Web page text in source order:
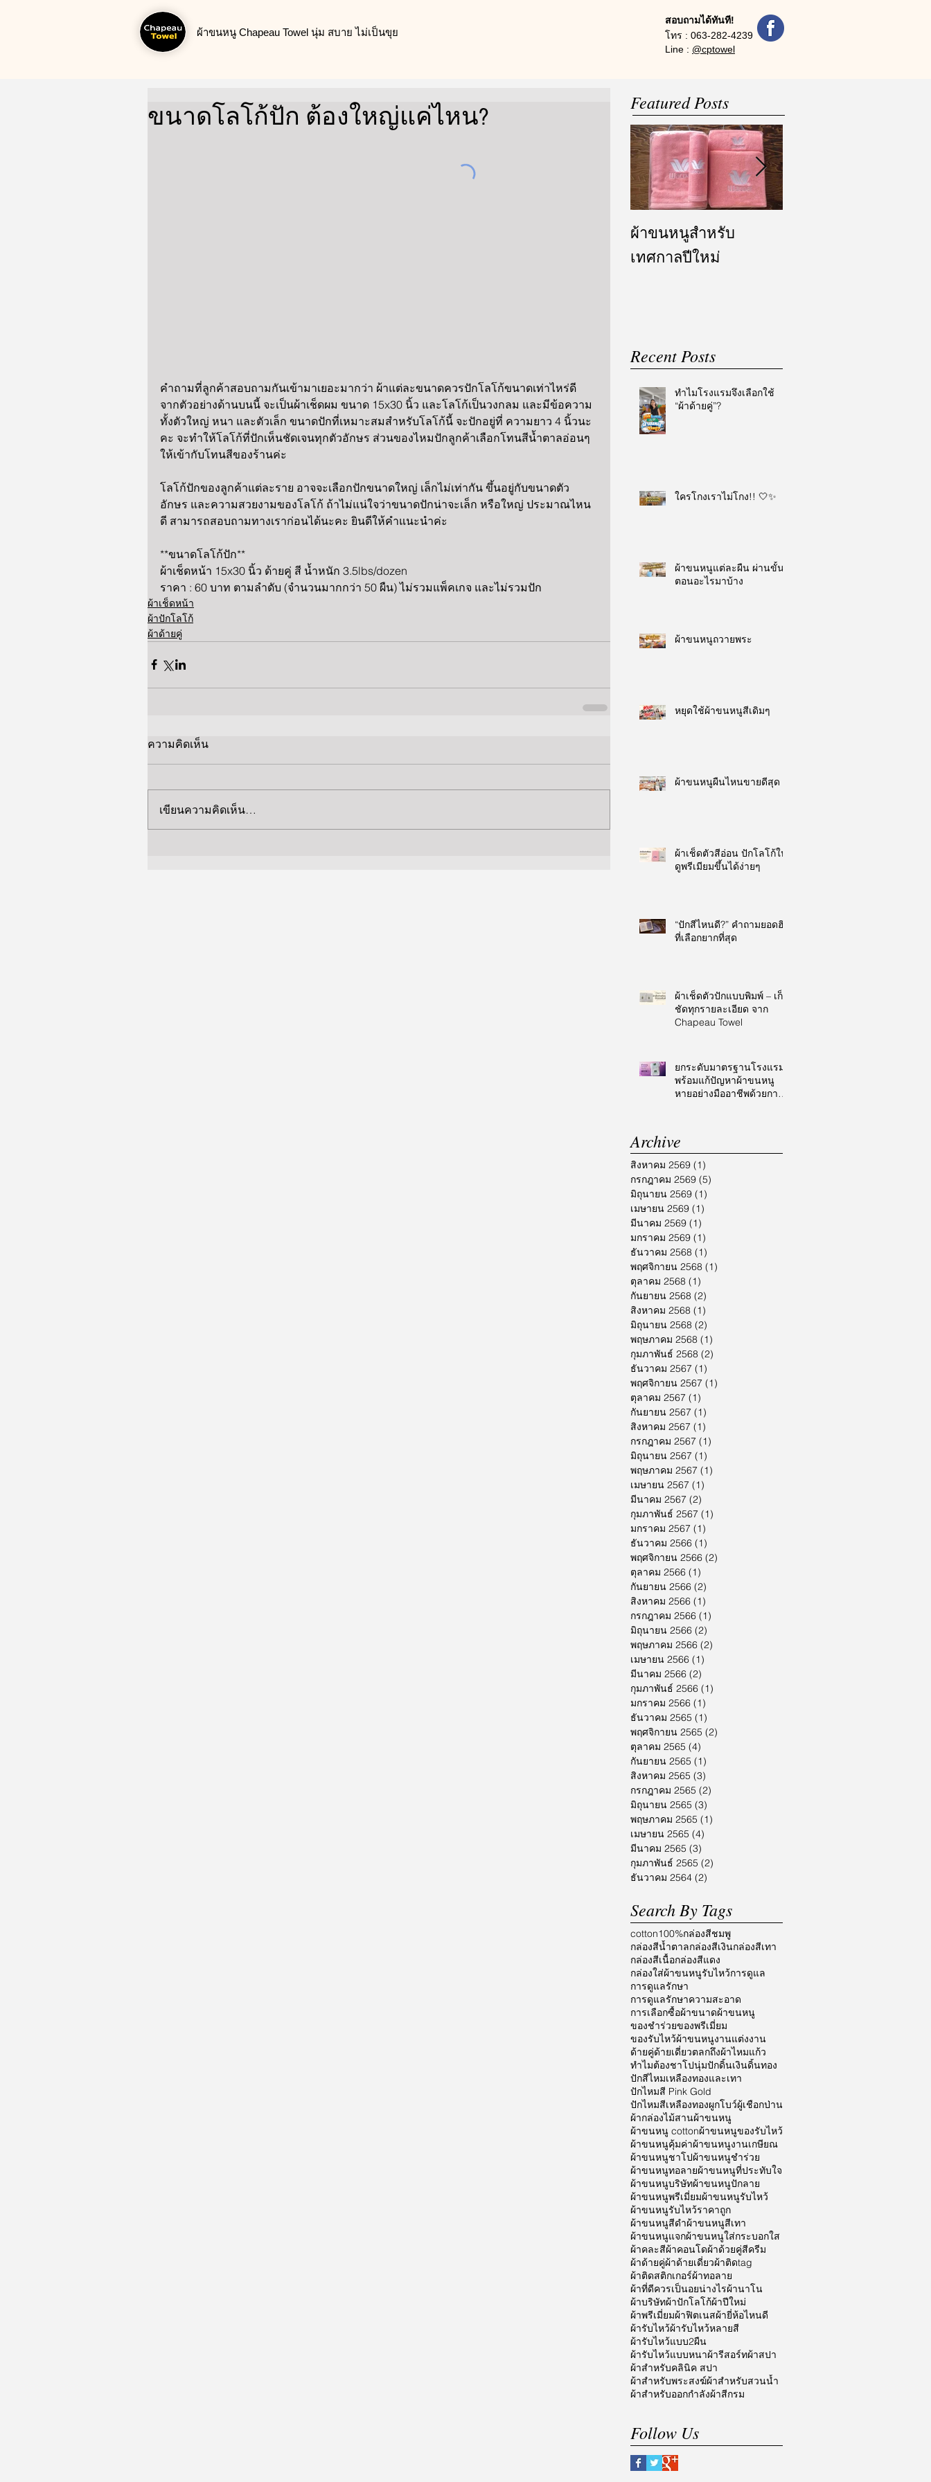
ผ้าขนหนู Chapeau Towel นุ่ม สบาย ไม่เป็นขุย
สอบถามได้ทันที!
โทร : 063-282-4239
Line : @cptowel
ขนาดโลโก้ปัก ต้องใหญ่แค่ไหน?
คำถามที่ลูกค้าสอบถามกันเข้ามาเยอะมากว่า ผ้าแต่ละขนาดควรปักโลโก้ขนาดเท่าไหร่ดี
จากตัวอย่างด้านบนนี้ จะเป็นผ้าเช็ดผม ขนาด 15x30 นิ้ว และโลโก้เป็นวงกลม และมีข้อความ
ทั้งตัวใหญ่ หนา และตัวเล็ก ขนาดปักที่เหมาะสมสำหรับโลโก้นี้ จะปักอยู่ที่ ความยาว 4 นิ้วนะ
คะ จะทำให้โลโก้ที่ปักเห็นชัดเจนทุกตัวอักษร ส่วนของไหมปักลูกค้าเลือกโทนสีน้ำตาลอ่อนๆ
ให้เข้ากับโทนสีของร้านค่ะ
โลโก้ปักของลูกค้าแต่ละราย อาจจะเลือกปักขนาดใหญ่ เล็กไม่เท่ากัน ขึ้นอยู่กับขนาดตัว
อักษร และความสวยงามของโลโก้ ถ้าไม่แน่ใจว่าขนาดปักน่าจะเล็ก หรือใหญ่ ประมาณไหน
ดี สามารถสอบถามทางเราก่อนได้นะคะ ยินดีให้คำแนะนำค่ะ
**ขนาดโลโก้ปัก**
ผ้าเช็ดหน้า 15x30 นิ้ว ด้ายคู่ สี น้ำหนัก 3.5lbs/dozen
ราคา : 60 บาท ตามลำดับ (จำนวนมากกว่า 50 ผืน) ไม่รวมแพ็คเกจ และไม่รวมปัก
ผ้าเช็ดหน้า
ผ้าปักโลโก้
ผ้าด้ายคู่
ความคิดเห็น
เขียนความคิดเห็น…
Featured Posts
ผ้าขนหนูสำหรับ
เทศกาลปีใหม่
Recent Posts
ทำไมโรงแรมจึงเลือกใช้
“ผ้าด้ายคู่”?
ใครโกงเราไม่โกง!! 🤍✨
ผ้าขนหนูแต่ละผืน ผ่านขั้น
ตอนอะไรมาบ้าง
ผ้าขนหนูถวายพระ
หยุดใช้ผ้าขนหนูสีเดิมๆ
ผ้าขนหนูผืนไหนขายดีสุด
ผ้าเช็ดตัวสีอ่อน ปักโลโก้ให้
ดูพรีเมียมขึ้นได้ง่ายๆ
“ปักสีไหนดี?” คำถามยอดฮิต
ที่เลือกยากที่สุด
ผ้าเช็ดตัวปักแบบพิมพ์ – เก็บ
ชัดทุกรายละเอียด จาก
Chapeau Towel
ยกระดับมาตรฐานโรงแรม
พร้อมแก้ปัญหาผ้าขนหนู
หายอย่างมืออาชีพด้วยการ
Archive
สิงหาคม 2569 (1)
กรกฎาคม 2569 (5)
มิถุนายน 2569 (1)
เมษายน 2569 (1)
มีนาคม 2569 (1)
มกราคม 2569 (1)
ธันวาคม 2568 (1)
พฤศจิกายน 2568 (1)
ตุลาคม 2568 (1)
กันยายน 2568 (2)
สิงหาคม 2568 (1)
มิถุนายน 2568 (2)
พฤษภาคม 2568 (1)
กุมภาพันธ์ 2568 (2)
ธันวาคม 2567 (1)
พฤศจิกายน 2567 (1)
ตุลาคม 2567 (1)
กันยายน 2567 (1)
สิงหาคม 2567 (1)
กรกฎาคม 2567 (1)
มิถุนายน 2567 (1)
พฤษภาคม 2567 (1)
เมษายน 2567 (1)
มีนาคม 2567 (2)
กุมภาพันธ์ 2567 (1)
มกราคม 2567 (1)
ธันวาคม 2566 (1)
พฤศจิกายน 2566 (2)
ตุลาคม 2566 (1)
กันยายน 2566 (2)
สิงหาคม 2566 (1)
กรกฎาคม 2566 (1)
มิถุนายน 2566 (2)
พฤษภาคม 2566 (2)
เมษายน 2566 (1)
มีนาคม 2566 (2)
กุมภาพันธ์ 2566 (1)
มกราคม 2566 (1)
ธันวาคม 2565 (1)
พฤศจิกายน 2565 (2)
ตุลาคม 2565 (4)
กันยายน 2565 (1)
สิงหาคม 2565 (3)
กรกฎาคม 2565 (2)
มิถุนายน 2565 (3)
พฤษภาคม 2565 (1)
เมษายน 2565 (4)
มีนาคม 2565 (3)
กุมภาพันธ์ 2565 (2)
ธันวาคม 2564 (2)
Search By Tags
cotton100%กล่องสีชมพู
กล่องสีน้ำตาลกล่องสีเงินกล่องสีเทา
กล่องสีเนื้อกล่องสีแดง
กล่องใส่ผ้าขนหนูรับไหว้การดูแล
การดูแลรักษา
การดูแลรักษาความสะอาด
การเลือกซื้อผ้าขนาดผ้าขนหนู
ของชำร่วยของพรีเมี่ยม
ของรับไหว้ผ้าขนหนูงานแต่งงาน
ด้ายคู่ด้ายเดี่ยวตลกถึงผ้าไหมแก้ว
ทำไมต้องชาโปนุ่มปักดิ้นเงินดิ้นทอง
ปักสีไหมเหลืองทองและเทา
ปักไหมสี Pink Gold
ปักไหมสีเหลืองทองผูกโบว์ผู้เชือกป่าน
ผ้ากล่องไม้สานผ้าขนหนู
ผ้าขนหนู cottonผ้าขนหนูของรับไหว้
ผ้าขนหนูคุ้มค่าผ้าขนหนูงานเกษียณ
ผ้าขนหนูชาโปผ้าขนหนูชำร่วย
ผ้าขนหนูทอลายผ้าขนหนูที่ประทับใจ
ผ้าขนหนูบริษัทผ้าขนหนูปักลาย
ผ้าขนหนูพรีเมี่ยมผ้าขนหนูรับไหว้
ผ้าขนหนูรับไหว้ราคาถูก
ผ้าขนหนูสีดำผ้าขนหนูสีเทา
ผ้าขนหนูแจกผ้าขนหนูใส่กระบอกใส
ผ้าคละสีผ้าคอนโดผ้าด้วยคู่สีครีม
ผ้าด้ายคู่ผ้าด้ายเดี่ยวผ้าติดtag
ผ้าติดสติกเกอร์ผ้าทอลาย
ผ้าที่ดีควรเป็นอยน่างไรผ้านาโน
ผ้าบริษัทผ้าปักโลโก้ผ้าปีใหม่
ผ้าพรีเมี่ยมผ้าฟิตเนสผ้ายี่ห้อไหนดี
ผ้ารับไหว้ผ้ารับไหว้หลายสี
ผ้ารับไหว้แบบ2ผืน
ผ้ารับไหว้แบบหนาผ้ารีสอร์ทผ้าสปา
ผ้าสำหรับคลินิค สปา
ผ้าสำหรับพระสงฆ์ผ้าสำหรับสวนน้ำ
ผ้าสำหรับออกกำลังผ้าสีกรม
Follow Us